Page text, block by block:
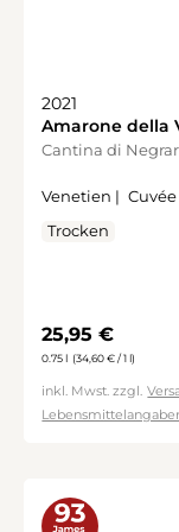
2021
Amarone della
Cantina di Negrar
Venetien | Cuvée
Trocken
Regulärer Preis:
25,95 €
0.75 l (34,60 € / 1 l)
inkl. Mwst. zzgl.